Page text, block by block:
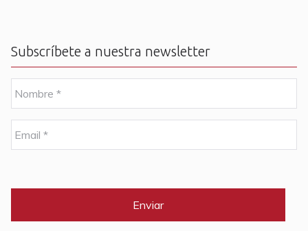
Subscríbete a nuestra newsletter
o
m
e
m
a
C